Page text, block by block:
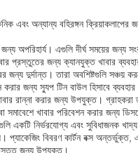
এবং অন্যান্য বহিরঙ্গন
অপরিহার্য। এগুলি দীর্ঘ সময়ের জন্য
প্রস্তুতের জন্য ক্যানযুক্ত খাবার
জন্য দুর্দান্ত। তারা অবশিষ্টগুলি
জন্য স্যুপ টিন বাউল হিসাবে
রান্না করার জন্য উপযুক্ত।
সমাবেশে খাবার পরিবেশন করার জন্য
একটি নির্ভরযোগ্য এবং সুবিধাজনক
বিবরণ কার্টন বক্স অন্তর্ভুক্ত,
বিস্তৃত জন্য উপযুক্ত।